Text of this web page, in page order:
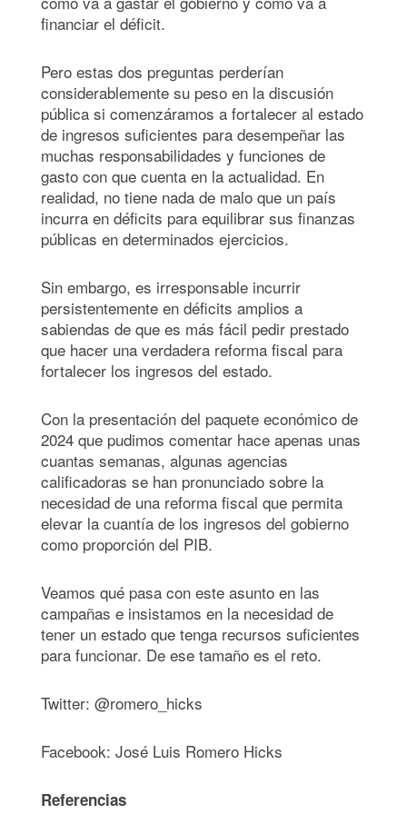
financiar el déficit.
Pero estas dos preguntas perderían
considerablemente su peso en la discusión
pública si comenzáramos a fortalecer al estado
de ingresos suficientes para desempeñar las
muchas responsabilidades y funciones de
gasto con que cuenta en la actualidad. En
realidad, no tiene nada de malo que un país
incurra en déficits para equilibrar sus finanzas
públicas en determinados ejercicios.
Sin embargo, es irresponsable incurrir
persistentemente en déficits amplios a
sabiendas de que es más fácil pedir prestado
que hacer una verdadera reforma fiscal para
fortalecer los ingresos del estado.
Con la presentación del paquete económico de
2024 que pudimos comentar hace apenas unas
cuantas semanas, algunas agencias
calificadoras se han pronunciado sobre la
necesidad de una reforma fiscal que permita
elevar la cuantía de los ingresos del gobierno
como proporción del PIB.
Veamos qué pasa con este asunto en las
campañas e insistamos en la necesidad de
tener un estado que tenga recursos suficientes
para funcionar. De ese tamaño es el reto.
Twitter: @romero_hicks
Facebook: José Luis Romero Hicks
Referencias